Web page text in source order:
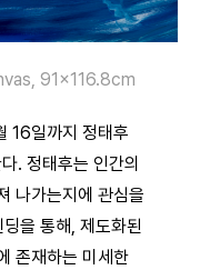
91×116.8cm
16일까지 정태후
. 정태후는 인간의
나가는지에 관심을
을 통해, 제도화된
존재하는 미세한